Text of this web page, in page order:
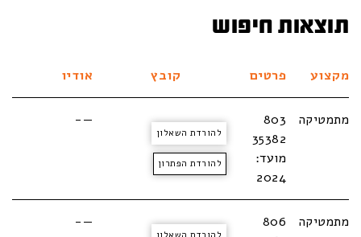
תוצאות חיפוש
מקצוע פרטים קובץ אודיו
מתמטיקה
803
35382
מועד:
2024
להורדת השאלון
להורדת הפתרון
—-
מתמטיקה
806
—-